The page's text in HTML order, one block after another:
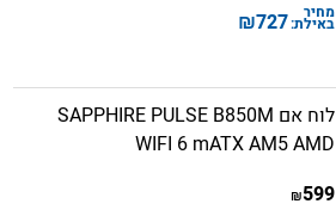
מחיר
באילת:727
₪
לוח אם SAPPHIRE PULSE B850M
WIFI 6 mATX AM5 AMD
599
₪